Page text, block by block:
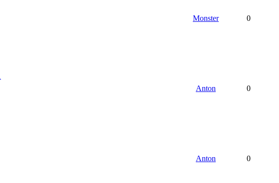
Monster 0
Anton 0
Anton 0